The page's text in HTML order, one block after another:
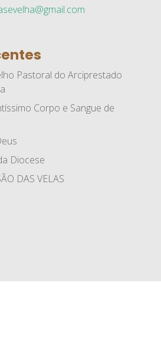
Pastoral do Arciprestado
Corpo e Sangue de
Diocese
DAS VELAS